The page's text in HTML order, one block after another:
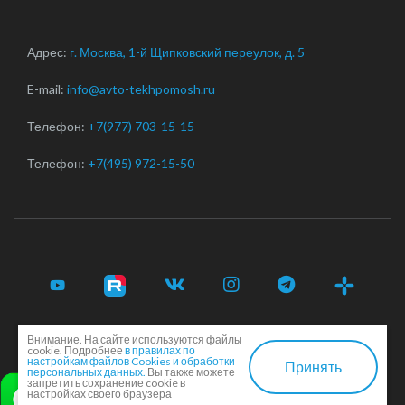
Адрес: г. Москва, 1-й Щипковский переулок, д. 5
E-mail: info@avto-tekhpomosh.ru
Телефон: +7(977) 703-15-15
Телефон: +7(495) 972-15-50
© 2017-2026 Срочная автотехпомощь легковым и
грузовым автомобилям в Москве и Московской области ·
Соглашение сторон ·
Создание и продвижение сайта -Dkarlov.ru
Внимание. На сайте используются файлы
cookie. Подробнее в правилах по
настройкам файлов Cookies и обработки
персональных данных. Вы также можете
запретить сохранение cookie в
настройках своего браузера
Принять